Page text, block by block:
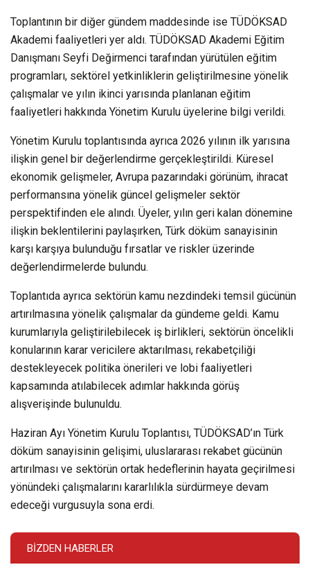
Toplantının bir diğer gündem maddesinde ise TÜDÖKSAD
Akademi faaliyetleri yer aldı. TÜDÖKSAD Akademi Eğitim
Danışmanı Seyfi Değirmenci tarafından yürütülen eğitim
programları, sektörel yetkinliklerin geliştirilmesine yönelik
çalışmalar ve yılın ikinci yarısında planlanan eğitim
faaliyetleri hakkında Yönetim Kurulu üyelerine bilgi verildi.
Yönetim Kurulu toplantısında ayrıca 2026 yılının ilk yarısına
ilişkin genel bir değerlendirme gerçekleştirildi. Küresel
ekonomik gelişmeler, Avrupa pazarındaki görünüm, ihracat
performansına yönelik güncel gelişmeler sektör
perspektifinden ele alındı. Üyeler, yılın geri kalan dönemine
ilişkin beklentilerini paylaşırken, Türk döküm sanayisinin
karşı karşıya bulunduğu fırsatlar ve riskler üzerinde
değerlendirmelerde bulundu.
Toplantıda ayrıca sektörün kamu nezdindeki temsil gücünün
artırılmasına yönelik çalışmalar da gündeme geldi. Kamu
kurumlarıyla geliştirilebilecek iş birlikleri, sektörün öncelikli
konularının karar vericilere aktarılması, rekabetçiliği
destekleyecek politika önerileri ve lobi faaliyetleri
kapsamında atılabilecek adımlar hakkında görüş
alışverişinde bulunuldu.
Haziran Ayı Yönetim Kurulu Toplantısı, TÜDÖKSAD’ın Türk
döküm sanayisinin gelişimi, uluslararası rekabet gücünün
artırılması ve sektörün ortak hedeflerinin hayata geçirilmesi
yönündeki çalışmalarını kararlılıkla sürdürmeye devam
edeceği vurgusuyla sona erdi.
BIZDEN HABERLER